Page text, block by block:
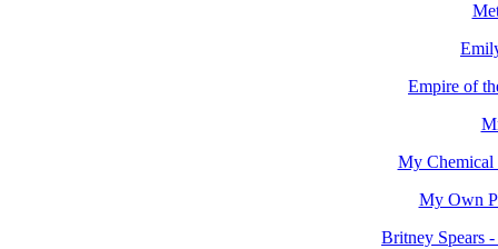
Empire of
My Chemical
My Own
Britney Spears